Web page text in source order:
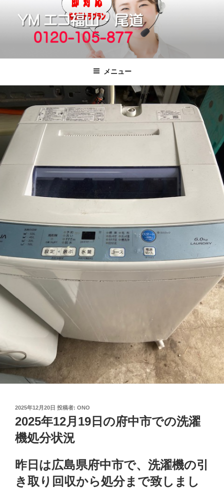
ッ
プ
福山市で格安の不用品回収、買取、処
分は粗大ごみ処分、廃品回収も対応の
YMエコ福山営業所へ。
引っ越しゴミ・粗大ゴミの片付けをいたします
メニュー
投
稿
日:
2025年12月20日 投稿者: ONO
2025年12月19日の府中市での洗濯
機処分状況
昨日は広島県府中市で、洗濯機の引
き取り回収から処分まで致しまし